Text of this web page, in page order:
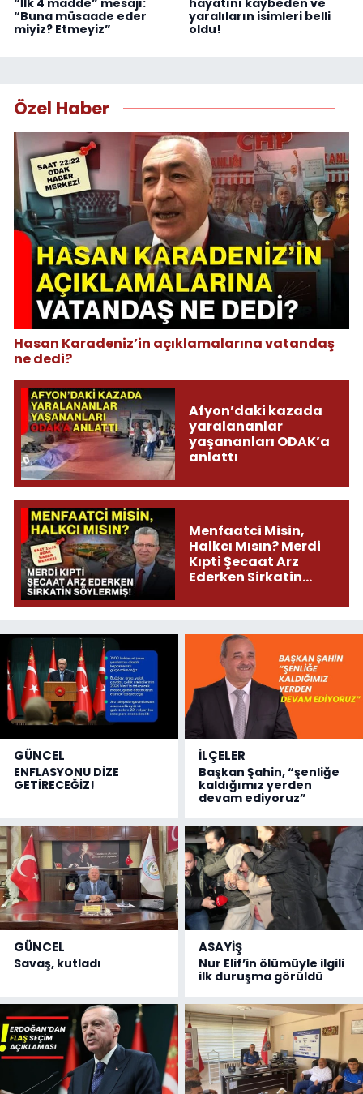
“İlk 4 madde” mesajı:
“Buna müsaade eder
miyiz? Etmeyiz”
hayatını kaybeden ve
yaralıların isimleri belli
oldu!
Özel Haber
Hasan Karadeniz’in açıklamalarına vatandaş
ne dedi?
Afyon’daki kazada
yaralananlar
yaşananları ODAK’a
anlattı
Menfaatci Misin,
Halkcı Mısın? Merdi
Kıpti Şecaat Arz
Ederken Sirkatin
GÜNCEL
ENFLASYONU DİZE
GETİRECEĞİZ!
İLÇELER
Başkan Şahin, “şenliğe
kaldığımız yerden
devam ediyoruz”
GÜNCEL
Savaş, kutladı
ASAYİŞ
Nur Elif’in ölümüyle ilgili
ilk duruşma görüldü